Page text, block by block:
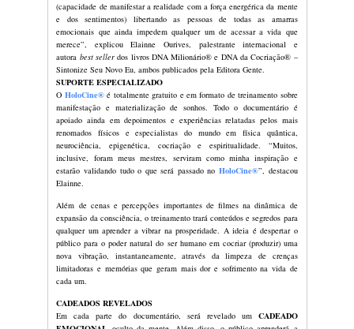
CLIQUE AQUI E SE
NO HOLOCINE
Serão 5 episódios do documentário em
MESTRASpara acessar os
bloqueiam a manifestação dos sonhos
apresentar técnicas, ferramentas e
partir da análise de filmes
física quântica, para destravar
TREINAMENTO PRÉVIO
O conteúdo doHolo Cine Quântico
Ourives,Holococriação®de